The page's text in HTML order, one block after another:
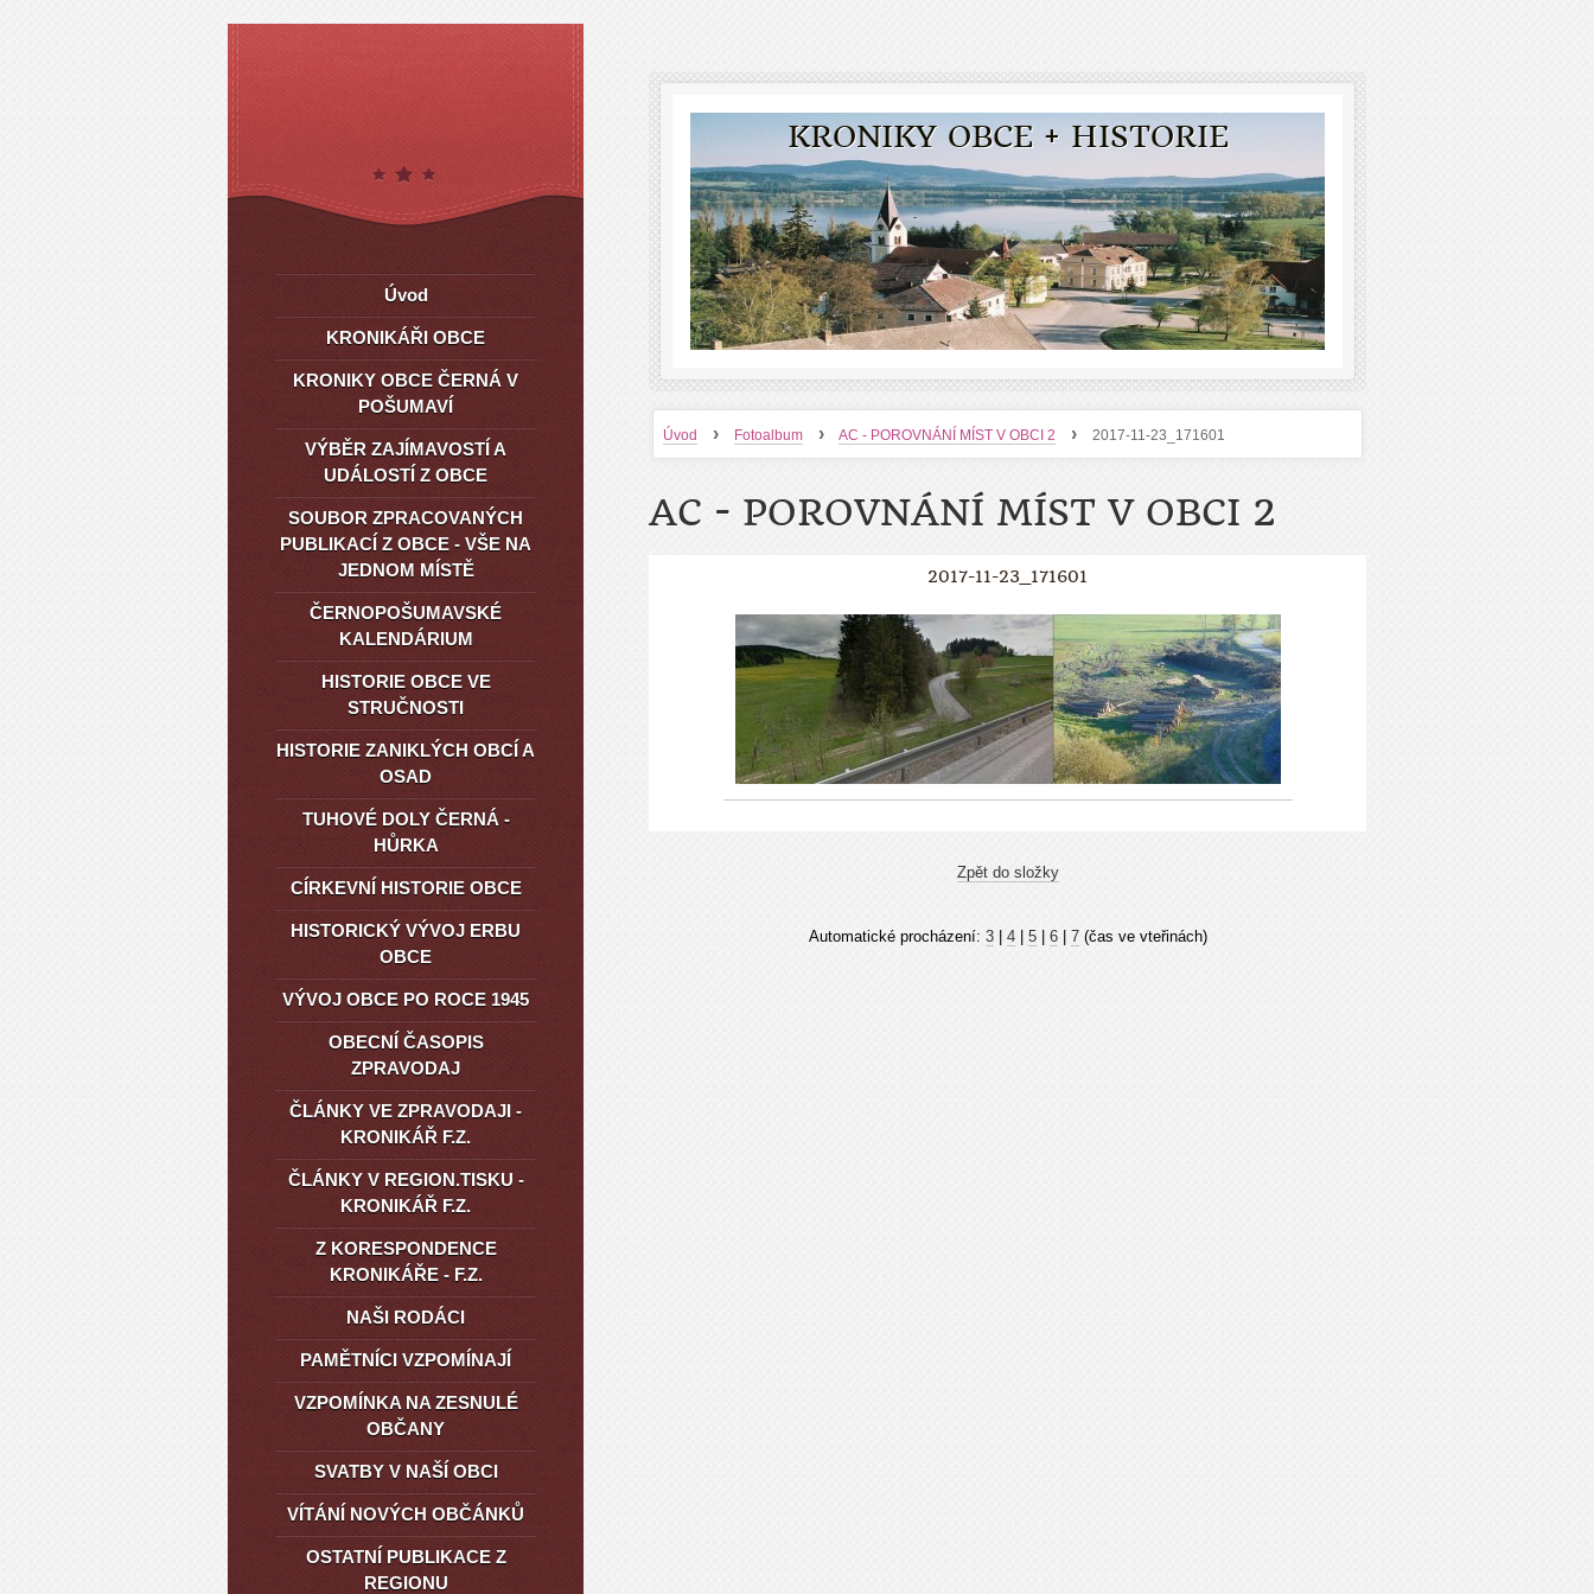
KRONIKY OBCE + HISTORIE
Úvod › Fotoalbum › AC - POROVNÁNÍ MÍST V OBCI 2 › 2017-11-23_171601
AC - POROVNÁNÍ MÍST V OBCI 2
2017-11-23_171601
Zpět do složky
Automatické procházení: 3| 4| 5| 6| 7(čas ve vteřinách)
Úvod
KRONIKÁŘI OBCE
KRONIKY OBCE ČERNÁ V
POŠUMAVÍ
VÝBĚR ZAJÍMAVOSTÍ A
UDÁLOSTÍ Z OBCE
SOUBOR ZPRACOVANÝCH
PUBLIKACÍ Z OBCE - VŠE NA
JEDNOM MÍSTĚ
ČERNOPOŠUMAVSKÉ
KALENDÁRIUM
HISTORIE OBCE VE
STRUČNOSTI
HISTORIE ZANIKLÝCH OBCÍ A
OSAD
TUHOVÉ DOLY ČERNÁ -
HŮRKA
CÍRKEVNÍ HISTORIE OBCE
HISTORICKÝ VÝVOJ ERBU
OBCE
VÝVOJ OBCE PO ROCE 1945
OBECNÍ ČASOPIS
ZPRAVODAJ
ČLÁNKY VE ZPRAVODAJI -
KRONIKÁŘ F.Z.
ČLÁNKY V REGION.TISKU -
KRONIKÁŘ F.Z.
Z KORESPONDENCE
KRONIKÁŘE - F.Z.
NAŠI RODÁCI
PAMĚTNÍCI VZPOMÍNAJÍ
VZPOMÍNKA NA ZESNULÉ
OBČANY
SVATBY V NAŠÍ OBCI
VÍTÁNÍ NOVÝCH OBČÁNKŮ
OSTATNÍ PUBLIKACE Z
REGIONU